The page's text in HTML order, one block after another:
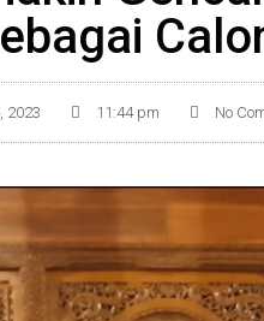
2023 11:44 pm No